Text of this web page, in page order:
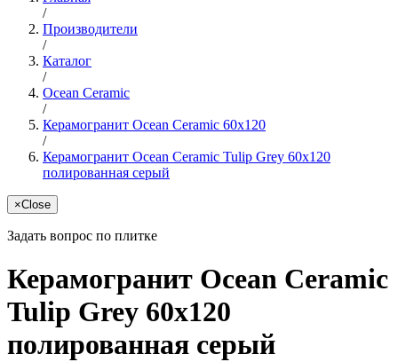
/
Производители
/
Каталог
/
Ocean Ceramic
/
Керамогранит Ocean Ceramic 60x120
/
Керамогранит Ocean Ceramic Tulip Grey 60x120
полированная серый
×Close
Задать вопрос по плитке
Керамогранит Ocean Ceramic
Tulip Grey 60x120
полированная серый